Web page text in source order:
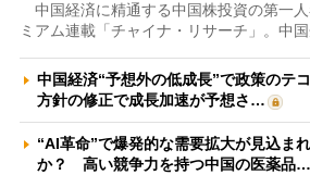
中国経済に精通する中国株投資の第一
ミアム連載「チャイナ・リサーチ」。中
中国経済“予想外の低成長”で政策のテ
方針の修正で成長加速が予想さ…
“AI革命”で爆発的な需要拡大が見込ま
か？ 高い競争力を持つ中国の医薬品…